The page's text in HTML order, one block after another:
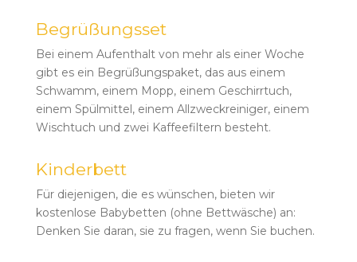
Begrüßungsset
Bei einem Aufenthalt von mehr als einer Woche
gibt es ein Begrüßungspaket, das aus einem
Schwamm, einem Mopp, einem Geschirrtuch,
einem Spülmittel, einem Allzweckreiniger, einem
Wischtuch und zwei Kaffeefiltern besteht.
Kinderbett
Für diejenigen, die es wünschen, bieten wir
kostenlose Babybetten (ohne Bettwäsche) an:
Denken Sie daran, sie zu fragen, wenn Sie buchen.